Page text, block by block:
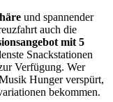
und spannender
auch die
mit 5
Snackstationen
Verfügung. Wer
Hunger verspürt,
bekommen.